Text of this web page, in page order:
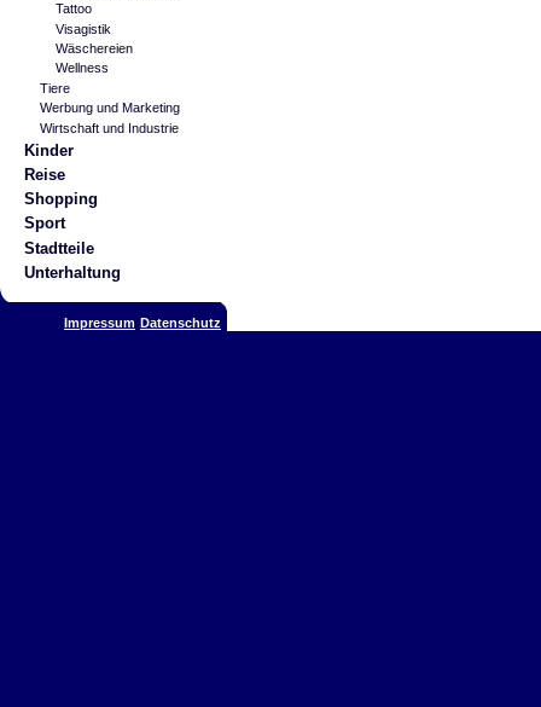
Tattoo
Visagistik
Wäschereien
Wellness
Tiere
Werbung und Marketing
Wirtschaft und Industrie
Kinder
Reise
Shopping
Sport
Stadtteile
Unterhaltung
Impressum Datenschutz